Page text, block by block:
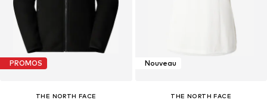
PROMOS
THE NORTH FACE
Nouveau
THE NORTH FACE